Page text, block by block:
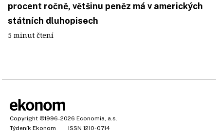
procent ročně, většinu peněz má v amerických
státních dluhopisech
5 minut čtení
Copyright ©1996-2026 Economia, a.s.
Týdeník Ekonom
ISSN 1210-0714